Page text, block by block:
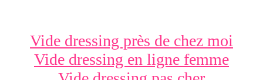
Vide dressing près de chez moi
Vide dressing en ligne femme